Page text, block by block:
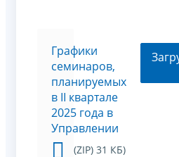
Графики
семинаров,
планируемых
в II квартале
2025 года в
Управлении
(ZIP) 31 КБ)